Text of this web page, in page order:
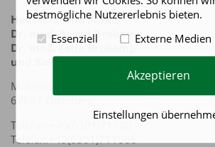
Hausärztliche Praxis
Dr. med. Bernd Brokamp
Dr. med. Felix Brokamp
und Kollegen
Mühlstraße 17-21
67697 Otterberg
Telefon:+49(6301)71100
Telefax:+49(6301)711066
bestmögliche Nutzererlebnis bieten.
Essenziell
Externe Medien
Akzeptieren
Einstellungen